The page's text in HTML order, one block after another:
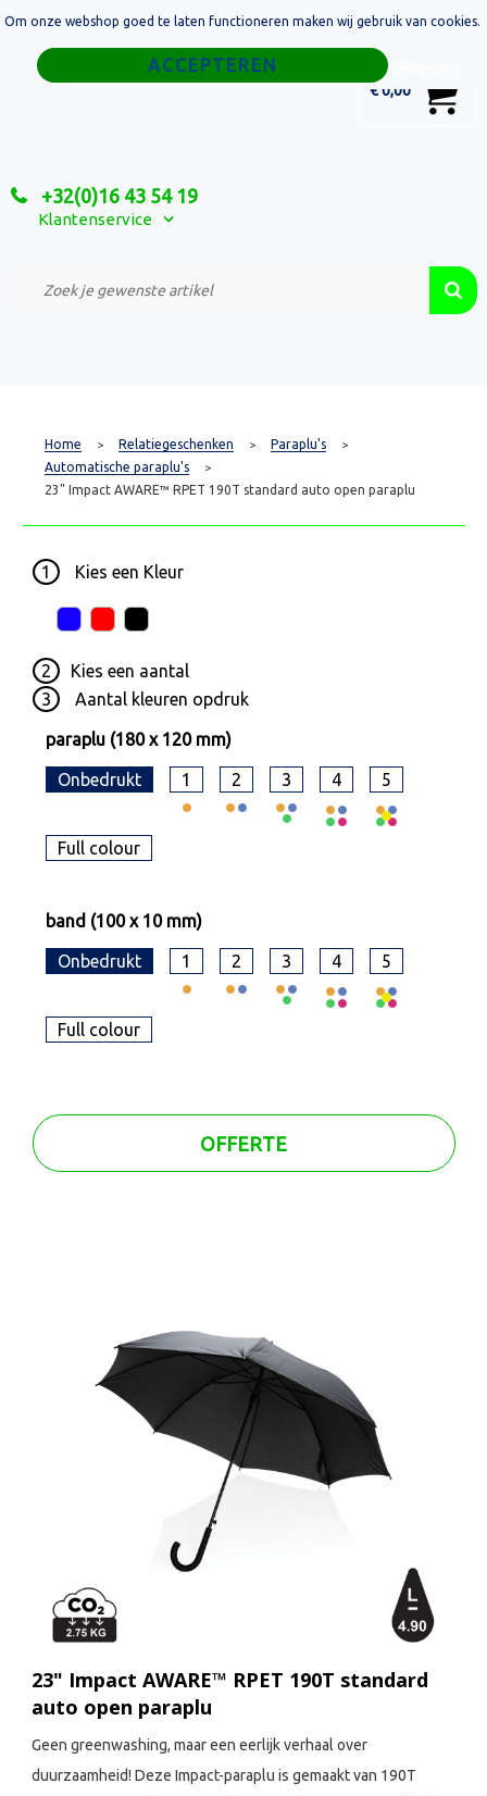
€ 0,00
+32(0)16 43 54 19
Klantenservice
Home
Relatiegeschenken
Custom Made Projecten
Home > Relatiegeschenken > Paraplu's >
Automatische paraplu's >
23" Impact AWARE™ RPET 190T standard auto open paraplu
1 Kies een Kleur
2 Kies een aantal
3
Aantal kleuren opdruk
paraplu (180 x 120 mm)
Onbedrukt 1 2 3 4 5
Full colour
band (100 x 10 mm)
Onbedrukt 1 2 3 4 5
Full colour
OFFERTE
23" Impact AWARE™ RPET 190T standard
auto open paraplu
Geen greenwashing, maar een eerlijk verhaal over
duurzaamheid! Deze Impact-paraplu is gemaakt van 190T
Om onze webshop goed te laten functioneren maken wij gebruik van cookies.